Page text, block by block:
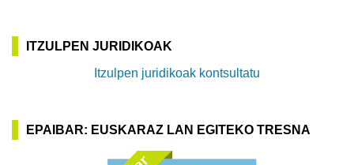
ITZULPEN JURIDIKOAK
Itzulpen juridikoak kontsultatu
EPAIBAR: EUSKARAZ LAN EGITEKO TRESNA